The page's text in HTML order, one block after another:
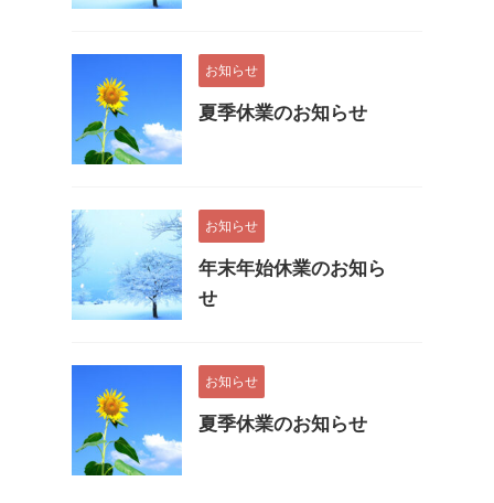
お知らせ
夏季休業のお知らせ
お知らせ
年末年始休業のお知ら
せ
お知らせ
夏季休業のお知らせ